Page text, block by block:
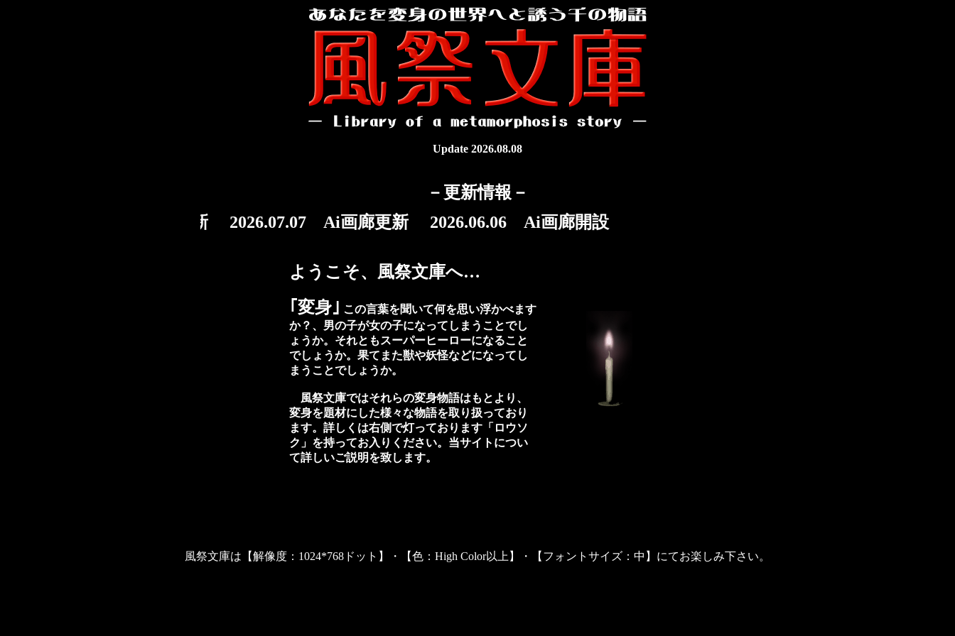
Update 2026.08.08
－更新情報－
2026.08.08 Ai画廊更新 2026.07.07 Ai画廊更新 2026.06.06 Ai画廊開設
ようこそ、風祭文庫へ…
｢変身｣ この言葉を聞いて何を思い浮かべます
か？、男の子が女の子になってしまうことでし
ょうか。それともスーパーヒーローになること
でしょうか。果てまた獣や妖怪などになってし
まうことでしょうか。
風祭文庫ではそれらの変身物語はもとより、
変身を題材にした様々な物語を取り扱っており
ます。詳しくは右側で灯っております「ロウソ
ク」を持ってお入りください。当サイトについ
て詳しいご説明を致します。
風祭文庫は【解像度：1024*768ドット】・【色：High Color以上】・【フォントサイズ：中】にてお楽しみ下さい。